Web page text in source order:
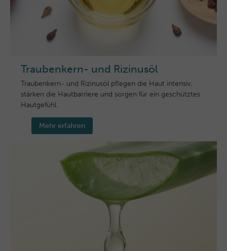
Traubenkern- und Rizinusöl
Traubenkern- und Rizinusöl pflegen die Haut intensiv,
stärken die Hautbarriere und sorgen für ein geschütztes
Hautgefühl.
Mehr erfahren